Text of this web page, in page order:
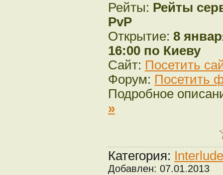
Рейты: Рейты
PvP
Открытие: 8
16:00 по Киеву
Сайт: Посетить
Форум: Посетить
Подробное
»
Категория:
Добавлен: 07.01.2013